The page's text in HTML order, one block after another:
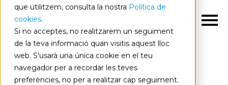
que utilitzem, consulta la nostra Política de
cookies.
Si no acceptes, no realitzarem un seguiment
de la teva informació quan visitis aquest lloc
web. S'usarà una única cookie en el teu
navegador per a recordar les teves
preferències, no per a realitzar cap seguiment.
Blog Home